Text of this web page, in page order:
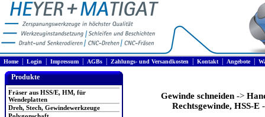
Home| Login Impressum AGBs Zahlungs- und Versandkosten Kontakt| Angebote|
Produkte
Fräser aus HSS/E, HM, für
Wendeplatten
Dreh, Stech, Gewindewerkzeuge
Gewinde schneiden->
Rechtsgewinde, HSS-E